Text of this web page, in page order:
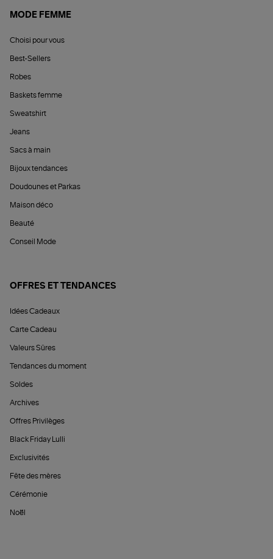
MODE FEMME
Choisi pour vous
Best-Sellers
Robes
Baskets femme
Sweatshirt
Jeans
Sacs à main
Bijoux tendances
Doudounes et Parkas
Maison déco
Beauté
Conseil Mode
OFFRES ET TENDANCES
Idées Cadeaux
Carte Cadeau
Valeurs Sûres
Tendances du moment
Soldes
Archives
Offres Privilèges
Black Friday Lulli
Exclusivités
Fête des mères
Cérémonie
Noël